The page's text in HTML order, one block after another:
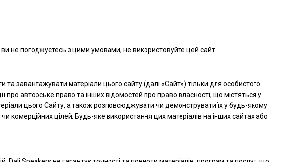
не погоджуєтесь з цими умовами, не використовуйте цей сайт.
завантажувати матеріали цього сайту (далі «Сайт») тільки для особистого
авторське право та інших відомостей про право власності, що містяться у
цього Сайту, а також розповсюджувати чи демонструвати їх у будь-якому
комерційних цілей. Будь-яке використання цих матеріалів на інших сайтах або